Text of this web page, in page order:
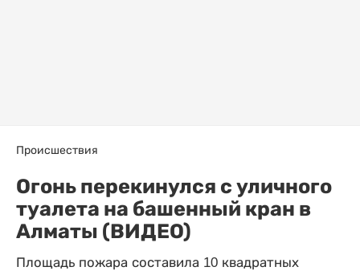
Происшествия
Огонь перекинулся с уличного
туалета на башенный кран в
Алматы (ВИДЕО)
Площадь пожара составила 10 квадратных